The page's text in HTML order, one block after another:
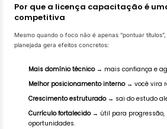
Por que a licença capacitação é
competitiva
Mesmo quando o foco não é apenas “pontuar
planejada gera efeitos concretos:
Mais domínio técnico→ mais confiança e
Melhor posicionamento interno→ você vira
Crescimento estruturado→ sai do estudo
Currículo fortalecido→ útil para progressão,
oportunidades.